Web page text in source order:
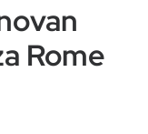
Rome